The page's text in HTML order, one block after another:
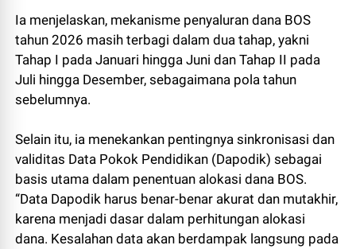
Ia menjelaskan, mekanisme penyaluran dana BOS
tahun 2026 masih terbagi dalam dua tahap, yakni
Tahap I pada Januari hingga Juni dan Tahap II pada
Juli hingga Desember, sebagaimana pola tahun
sebelumnya.
Selain itu, ia menekankan pentingnya sinkronisasi dan
validitas Data Pokok Pendidikan (Dapodik) sebagai
basis utama dalam penentuan alokasi dana BOS.
“Data Dapodik harus benar-benar akurat dan mutakhir,
karena menjadi dasar dalam perhitungan alokasi
dana. Kesalahan data akan berdampak langsung pada